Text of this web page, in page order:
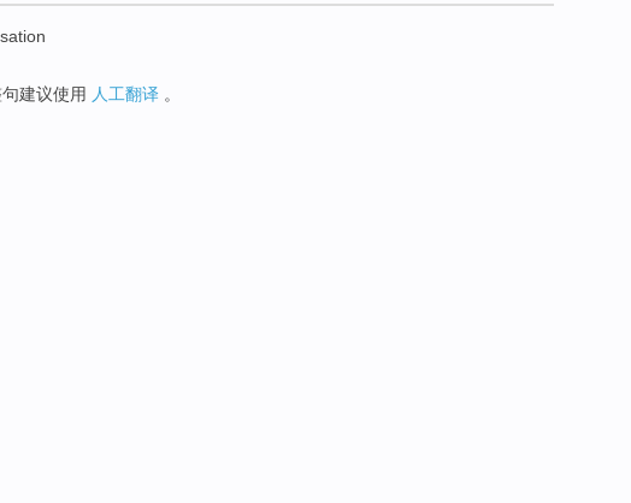
建议使用 人工翻译 。